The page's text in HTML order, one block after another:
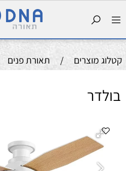
קטלוג מוצרים / תאורת פנים
בולדר